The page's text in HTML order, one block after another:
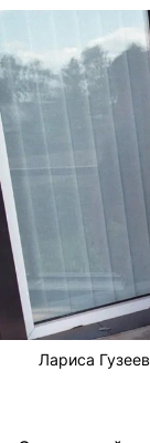
Лариса